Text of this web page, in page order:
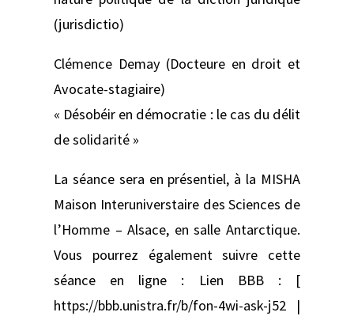
(jurisdictio)
Clémence Demay (Docteure en droit et
Avocate-stagiaire)
« Désobéir en démocratie : le cas du délit
de solidarité »
La séance sera en présentiel, à la MISHA
Maison Interuniverstaire des Sciences de
l’Homme – Alsace, en salle Antarctique.
Vous pourrez également suivre cette
séance en ligne : Lien BBB : [
https://bbb.unistra.fr/b/fon-4wi-ask-j52 |